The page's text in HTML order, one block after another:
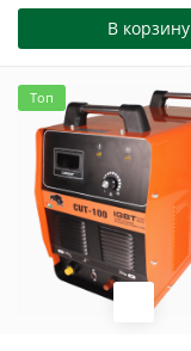
В корзину
Топ